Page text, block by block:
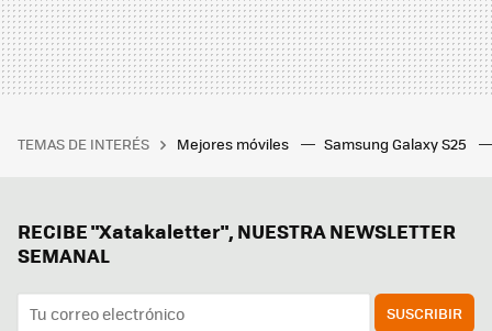
TEMAS DE INTERÉS Mejores móviles Samsung Galaxy S25
RECIBE "Xatakaletter", NUESTRA NEWSLETTER
SEMANAL
SUSCRIBIR